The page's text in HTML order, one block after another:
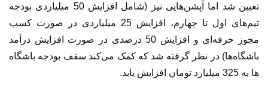
تعیین شد اما آپشن‌هایی نیز (شامل افزایش 50 میلیاردی بودجه
تیم‌های اول تا چهارم، افزایش 25 میلیاردی در صورت کسب
مجوز حرفه‌ای و افزایش 50 درصدی در صورت افزایش درآمد
باشگاه‌ها) در نظر گرفته شد که کمک می‌کند سقف بودجه باشگاه
ها به 325 میلیارد تومان افزایش یابد.